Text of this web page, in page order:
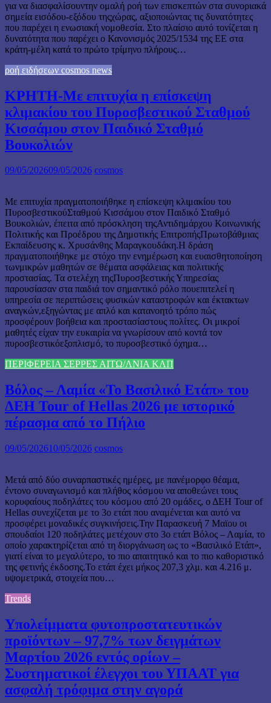
για να διασφαλίσουντην ομαλή ροή των επισκεπτών στα συνοριακά
σημεία εισόδου-εξόδου τηςχώρας, αξιοποιώντας τις δυνατότητες
που παρέχει η ενωσιακή νομοθεσία. Στο πλαίσιο αυτό τονίζεται η
δυνατότητα που παρέχει ο Κανονισμός 2025/1534 της ΕΕ στα
κράτη-μέλη κατά το πρώτο τρίμηνο πλήρους…
ροή ειδήσεων cosmos news
ΚΡΗΤΗ-Με επιτυχία η επίσκεψη
κλιμακίου του Πυροσβεστικού Σταθμού
Κισσάμου στον Παιδικό Σταθμό
Βουκολιών
09/05/202609/05/2026 cosmos
Με επιτυχία πραγματοποιήθηκε η επίσκεψη κλιμακίου του
ΠυροσβεστικούΣταθμού Κισσάμου στον Παιδικό Σταθμό
Βουκολιών, έπειτα από πρόσκληση τηςΑντιδημάρχου Κοινωνικής
Πολιτικής και Προέδρου της Δημοτικής ΕπιτροπήςΠρωτοβάθμιας
Εκπαίδευσης κ. Χρυσάνθης Μαραγκουδάκη.Η δράση
πραγματοποιήθηκε με στόχο την ενημέρωση και ευαισθητοποίηση
τωνμικρών μαθητών σε θέματα ασφάλειας και πολιτικής
προστασίας. Τα στελέχη τηςΠυροσβεστικής Υπηρεσίας
παρουσίασαν στα παιδιά τον σημαντικό ρόλο πουεπιτελεί η
υπηρεσία σε περιπτώσεις φυσικών καταστροφών και έκτακτων
αναγκών,εξηγώντας με απλό και κατανοητό τρόπο πώς
προσφέρουν βοήθεια και προστασίαστους πολίτες. Οι μικροί
μαθητές είχαν την ευκαιρία να γνωρίσουν από κοντά τον
πυροσβεστικόεξοπλισμό, το πυροσβεστικό όχημα…
ΠΕΡΙΦΕΡΕΙΑ ΣΕΡΡΕΣ ΑΙΤΩ/ΛΝΙΑ ΚΛΠ
Βόλος – Λαμία «Το Βασιλικό Ετάπ» του
ΔΕΗ Tour of Hellas 2026 με ιστορικό
πέρασμα από το Πήλιο
09/05/202610/05/2026 cosmos
Μετά από δύο συναρπαστικές ημέρες, με πανέμορφο θέαμα,
έντονο συναγωνισμό και πλήθος κόσμου να αποθεώνει τους
κορυφαίους ποδηλάτες του κόσμου από 20 ομάδες, ο ΔΕΗ Tour of
Hellas συνεχίζεται με το 3ο ετάπ που αναμένεται και αυτό να
προσφέρει μοναδικές συγκινήσεις.Την Παρασκευή 7 Μαϊου οι
σπουδαίοι 120 ποδηλάτες μετέχουν στο 3ο ετάπ Βόλος – Λαμία, το
οποίο χαρακτηρίζεται από τη διοργάνωση ως το «Βασιλικό Ετάπ»,
γιατί είναι το μεγαλύτερο, το πιο απαιτητικό και το πιο καθοριστικό
της φετινής έκδοσης.Το ετάπ έχει μήκος 207,3 χλμ. και 4.216 μ.
υψομετρικά, στοιχεία που…
Trends
Υπολείμματα φυτοπροστατευτικών
προϊόντων – 97,7% των δειγμάτων
Μαρτίου 2026 εντός ορίων –
Συστηματικοί έλεγχοι του ΥΠΑΑΤ για
ασφαλή τρόφιμα στην αγορά